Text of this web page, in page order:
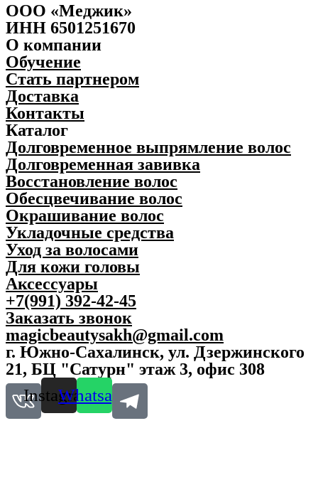
ООО «Меджик»
ИНН 6501251670
О компании
Обучение
Стать партнером
Доставка
Контакты
Каталог
Долговременное выпрямление волос
Долговременная завивка
Восстановление волос
Обесцвечивание волос
Окрашивание волос
Укладочные средства
Уход за волосами
Для кожи головы
Аксессуары
+7(991) 392-42-45
Заказать звонок
magicbeautysakh@gmail.com
г. Южно-Сахалинск, ул. Дзержинского
21, БЦ "Сатурн" этаж 3, офис 308
InstagramWhatsapp